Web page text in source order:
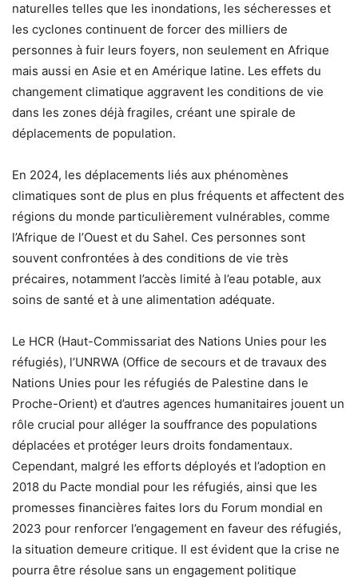
naturelles telles que les inondations, les sécheresses et
les cyclones continuent de forcer des milliers de
personnes à fuir leurs foyers, non seulement en Afrique
mais aussi en Asie et en Amérique latine. Les effets du
changement climatique aggravent les conditions de vie
dans les zones déjà fragiles, créant une spirale de
déplacements de population.
En 2024, les déplacements liés aux phénomènes
climatiques sont de plus en plus fréquents et affectent des
régions du monde particulièrement vulnérables, comme
l’Afrique de l’Ouest et du Sahel. Ces personnes sont
souvent confrontées à des conditions de vie très
précaires, notamment l’accès limité à l’eau potable, aux
soins de santé et à une alimentation adéquate.
Le HCR (Haut-Commissariat des Nations Unies pour les
réfugiés), l’UNRWA (Office de secours et de travaux des
Nations Unies pour les réfugiés de Palestine dans le
Proche-Orient) et d’autres agences humanitaires jouent un
rôle crucial pour alléger la souffrance des populations
déplacées et protéger leurs droits fondamentaux.
Cependant, malgré les efforts déployés et l’adoption en
2018 du Pacte mondial pour les réfugiés, ainsi que les
promesses financières faites lors du Forum mondial en
2023 pour renforcer l’engagement en faveur des réfugiés,
la situation demeure critique. Il est évident que la crise ne
pourra être résolue sans un engagement politique